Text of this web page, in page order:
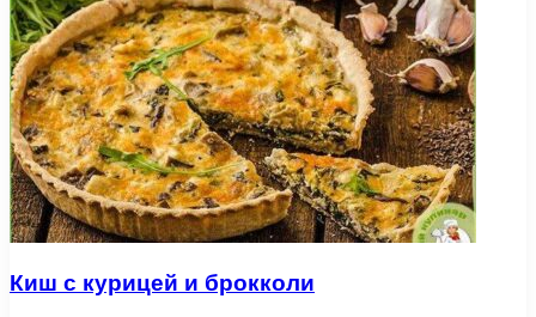
Киш с курицей и брокколи